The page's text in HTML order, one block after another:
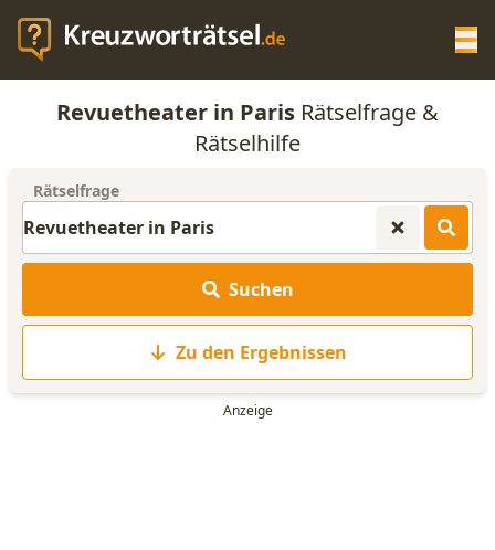
KREUZWORTRÄTSEL-HILFE
ANAGRAMM-GENERATOR
WORTLISTE
Revuetheater in Paris Rätselfrage &
Rätselhilfe
Rätselfrage
Suchen
Zu den Ergebnissen